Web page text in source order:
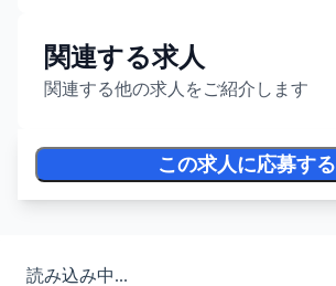
関連する求人
関連する他の求人をご紹介します
この求人に応募する
読み込み中...